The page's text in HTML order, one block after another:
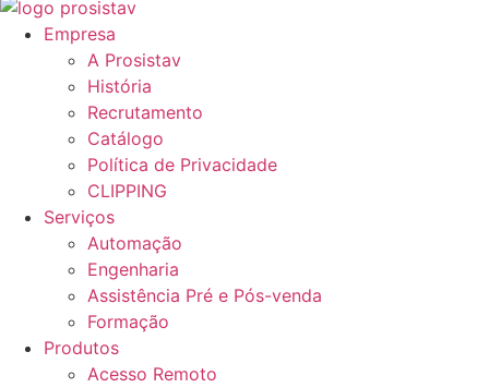
Empresa
A Prosistav
História
Recrutamento
Catálogo
Política de Privacidade
CLIPPING
Serviços
Automação
Engenharia
Assistência Pré e Pós-venda
Formação
Produtos
Acesso Remoto